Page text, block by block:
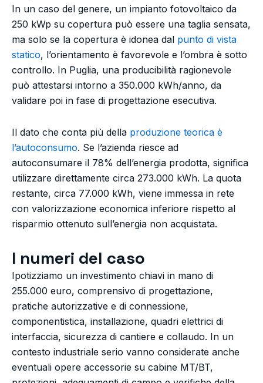
In un caso del genere, un impianto fotovoltaico da
250 kWp su copertura può essere una taglia sensata,
ma solo se la copertura è idonea dal punto di vista
statico, l’orientamento è favorevole e l’ombra è sotto
controllo. In Puglia, una producibilità ragionevole
può attestarsi intorno a 350.000 kWh/anno, da
validare poi in fase di progettazione esecutiva.
Il dato che conta più della produzione teorica è
l’autoconsumo. Se l’azienda riesce ad
autoconsumare il 78% dell’energia prodotta, significa
utilizzare direttamente circa 273.000 kWh. La quota
restante, circa 77.000 kWh, viene immessa in rete
con valorizzazione economica inferiore rispetto al
risparmio ottenuto sull’energia non acquistata.
I numeri del caso
Ipotizziamo un investimento chiavi in mano di
255.000 euro, comprensivo di progettazione,
pratiche autorizzative e di connessione,
componentistica, installazione, quadri elettrici di
interfaccia, sicurezza di cantiere e collaudo. In un
contesto industriale serio vanno considerate anche
eventuali opere accessorie su cabine MT/BT,